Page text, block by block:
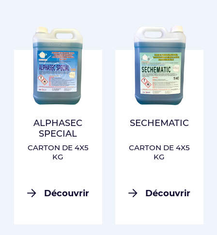
ALPHASEC
SPECIAL
CARTON DE 4X5
KG
Découvrir
SECHEMATIC
CARTON DE 4X5
KG
Découvrir